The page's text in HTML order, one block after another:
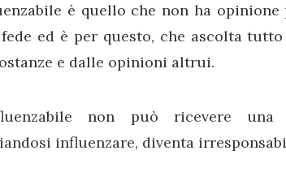
è quello che non ha
ed è per questo, che ascolta
e dalle opinioni altrui.
non può ricevere una
influenzare, diventa